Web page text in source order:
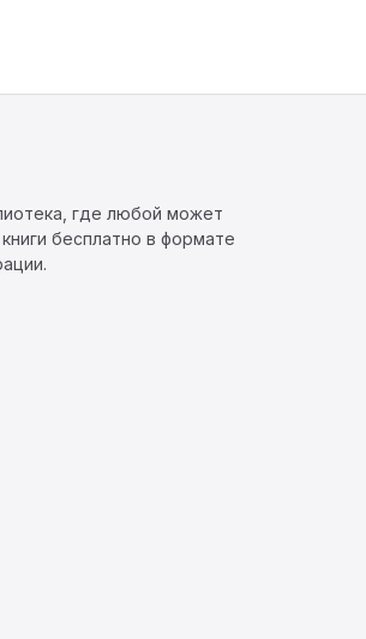
где любой может
бесплатно в формате